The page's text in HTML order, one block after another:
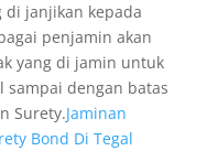
di janjikan kepada
penjamin akan
yang di jamin untuk
sampai dengan batas
Surety.Jaminan
Bond Di Tegal